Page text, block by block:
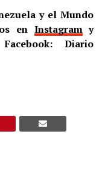
y el Mundo
en Instagramy
Diario